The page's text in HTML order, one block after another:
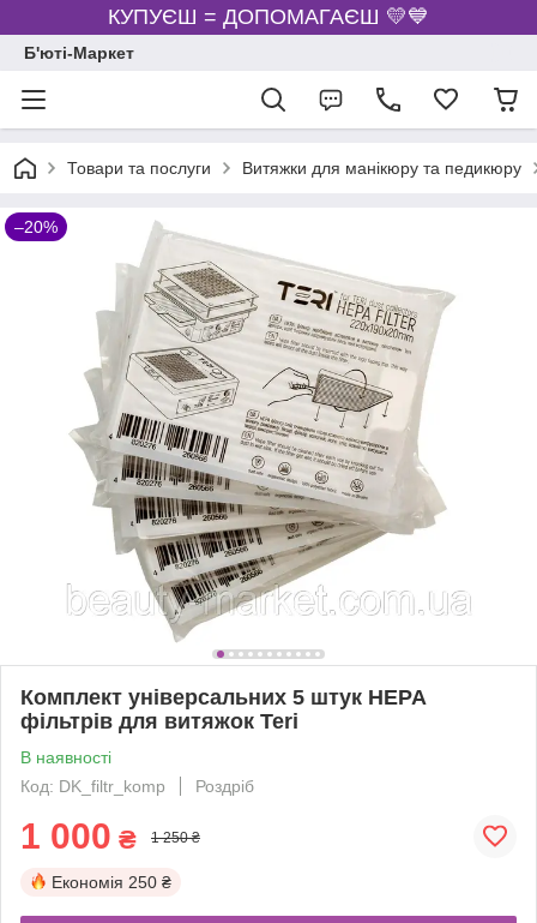
КУПУЄШ = ДОПОМАГАЄШ 💛💙
Б'юті-Маркет
Товари та послуги Витяжки для манікюру та педикюру
–20%
Комплект універсальних 5 штук HEPA
фільтрів для витяжок Teri
В наявності
Код: DK_filtr_komp
Роздріб
1 000 ₴ 1 250 ₴
Економія 250 ₴